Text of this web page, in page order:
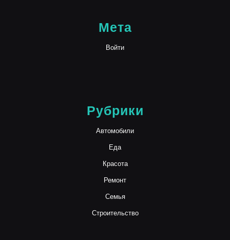
Мета
Войти
Рубрики
Автомобили
Еда
Красота
Ремонт
Семья
Строительство